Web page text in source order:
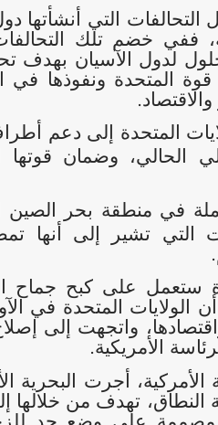
التي أنشأتها
ففي خضم تلك
لدول الآسيان بهدف
المتحدة ونفوذها في
.
المتحدة إلى دعم أطراف
الحالي، وضمان قوتها
في منطقة بحر
التي تشير إلى أنها
.
ستعمل على كبح
الولايات المتحدة في
واتجهت إلى
الأمريكية.
أجرت البحرية
تهدف من خلالها